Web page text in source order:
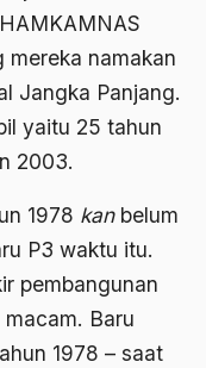
namakan
Jangka Panjang.
yaitu 25 tahun
2003.
1978 kanbelum
P3 waktu itu.
pembangunan
Baru
1978 – saat